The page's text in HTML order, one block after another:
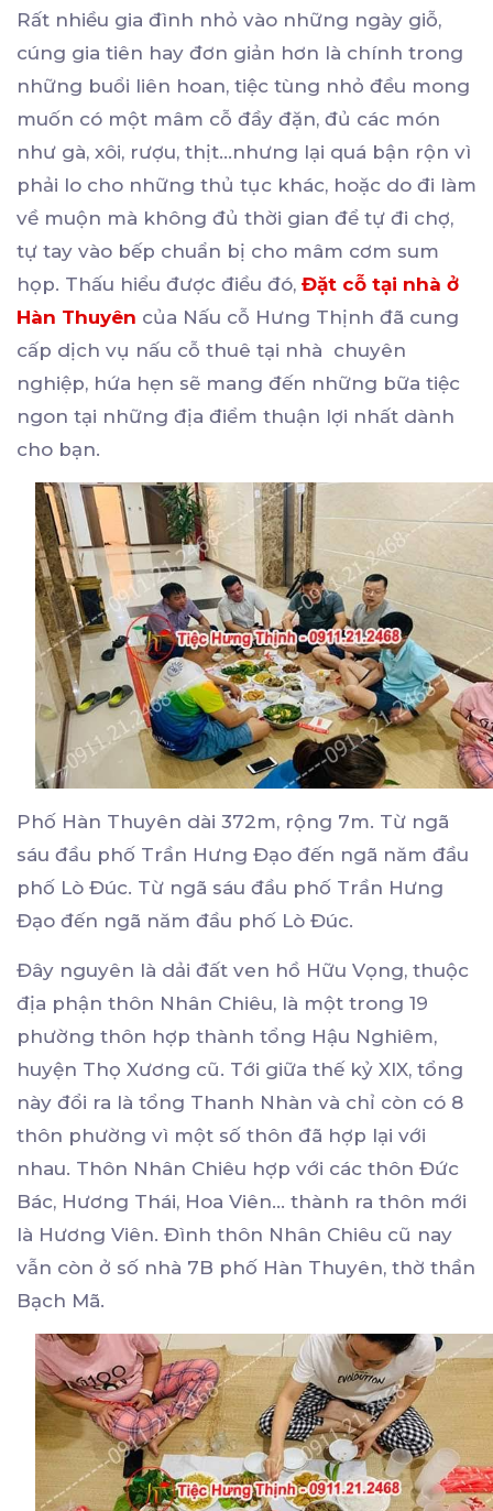
Rất nhiều gia đình nhỏ vào những ngày giỗ,
cúng gia tiên hay đơn giản hơn là chính trong
những buổi liên hoan, tiệc tùng nhỏ đều mong
muốn có một mâm cỗ đầy đặn, đủ các món
như gà, xôi, rượu, thịt...nhưng lại quá bận rộn vì
phải lo cho những thủ tục khác, hoặc do đi làm
về muộn mà không đủ thời gian để tự đi chợ,
tự tay vào bếp chuẩn bị cho mâm cơm sum
họp. Thấu hiểu được điều đó, Đặt cỗ tại nhà ở
Hàn Thuyên của Nấu cỗ Hưng Thịnh đã cung
cấp dịch vụ nấu cỗ thuê tại nhà chuyên
nghiệp, hứa hẹn sẽ mang đến những bữa tiệc
ngon tại những địa điểm thuận lợi nhất dành
cho bạn.
Phố Hàn Thuyên dài 372m, rộng 7m. Từ ngã
sáu đầu phố Trần Hưng Đạo đến ngã năm đầu
phố Lò Đúc. Từ ngã sáu đầu phố Trần Hưng
Đạo đến ngã năm đầu phố Lò Đúc.
Đây nguyên là dải đất ven hồ Hữu Vọng, thuộc
địa phận thôn Nhân Chiêu, là một trong 19
phường thôn hợp thành tổng Hậu Nghiêm,
huyện Thọ Xương cũ. Tới giữa thế kỷ XIX, tổng
này đổi ra là tổng Thanh Nhàn và chỉ còn có 8
thôn phường vì một số thôn đã hợp lại với
nhau. Thôn Nhân Chiêu hợp với các thôn Đức
Bác, Hương Thái, Hoa Viên... thành ra thôn mới
là Hương Viên. Đình thôn Nhân Chiêu cũ nay
vẫn còn ở số nhà 7B phố Hàn Thuyên, thờ thần
Bạch Mã.